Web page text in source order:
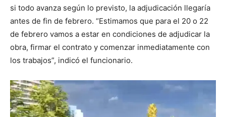
si todo avanza según lo previsto, la adjudicación llegaría
antes de fin de febrero. “Estimamos que para el 20 o 22
de febrero vamos a estar en condiciones de adjudicar la
obra, firmar el contrato y comenzar inmediatamente con
los trabajos”, indicó el funcionario.